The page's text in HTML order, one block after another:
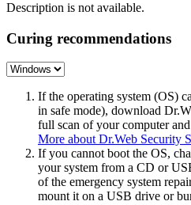
Description is not available.
Curing recommendations
If the operating system (OS)
in safe mode), download
full scan of your computer
More about Dr.Web Security
If you cannot boot the OS,
your system from a CD or
of the emergency system
mount it on a USB drive or